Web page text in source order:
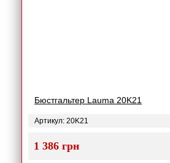
Бюстгальтер Lauma 20K21
Артикул: 20K21
1 386 грн